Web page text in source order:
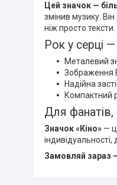
Цей значок —
змінив музику.
ніж просто тексти.
Рок у серці
Металевий
Зображення
Надійна
Компактний
Для фанатів,
Значок «Кіно» —
Замовляй зараз